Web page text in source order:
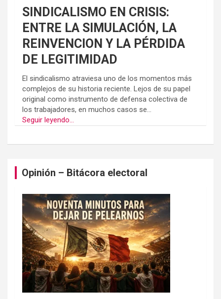
SINDICALISMO EN CRISIS:
ENTRE LA SIMULACIÓN, LA
REINVENCION Y LA PÉRDIDA
DE LEGITIMIDAD
El sindicalismo atraviesa uno de los momentos más
complejos de su historia reciente. Lejos de su papel
original como instrumento de defensa colectiva de
los trabajadores, en muchos casos se...
Seguir leyendo...
Opinión – Bitácora electoral